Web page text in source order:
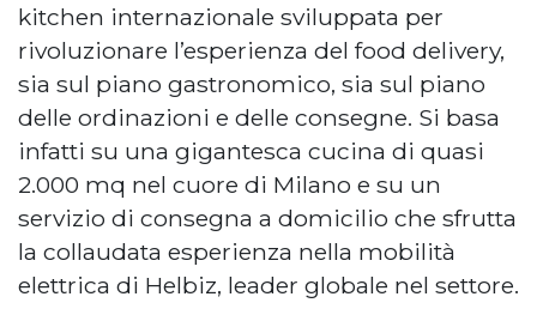
kitchen internazionale sviluppata per
rivoluzionare l’esperienza del food delivery,
sia sul piano gastronomico, sia sul piano
delle ordinazioni e delle consegne. Si basa
infatti su una gigantesca cucina di quasi
2.000 mq nel cuore di Milano e su un
servizio di consegna a domicilio che sfrutta
la collaudata esperienza nella mobilità
elettrica di Helbiz, leader globale nel settore.